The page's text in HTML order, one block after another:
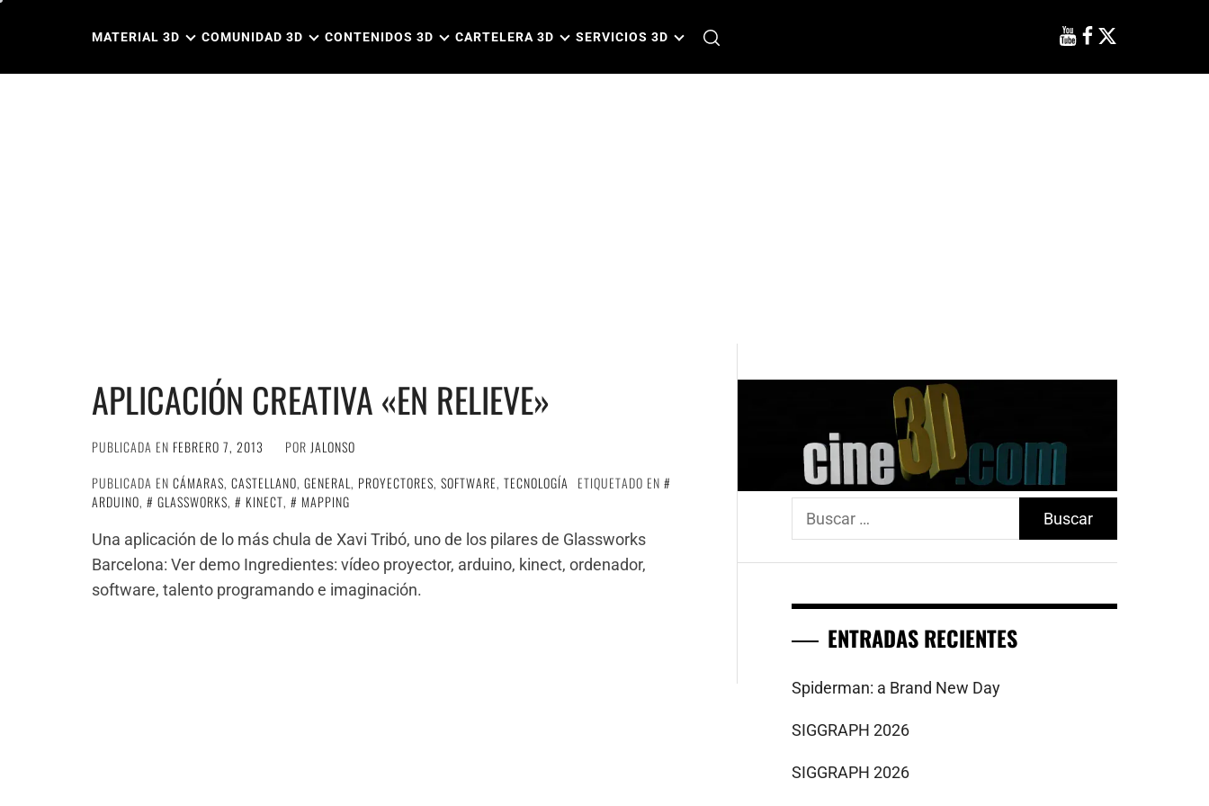
MATERIAL 3D COMUNIDAD 3D CONTENIDOS 3D CARTELERA 3D SERVICIOS 3D
APLICACIÓN CREATIVA «EN RELIEVE»
PUBLICADA EN FEBRERO 7, 2013 POR JALONSO
PUBLICADA EN CÁMARAS, CASTELLANO, GENERAL, PROYECTORES, SOFTWARE, TECNOLOGÍA
ETIQUETADO EN
ARDUINO, GLASSWORKS, KINECT,
MAPPING
Una aplicación de lo más chula de Xavi Tribó, uno de los pilares de Glassworks
Barcelona: Ver demo Ingredientes: vídeo proyector, arduino, kinect, ordenador,
software, talento programando e imaginación.
Buscar:
ENTRADAS RECIENTES
Spiderman: a Brand New Day
SIGGRAPH 2026
SIGGRAPH 2026